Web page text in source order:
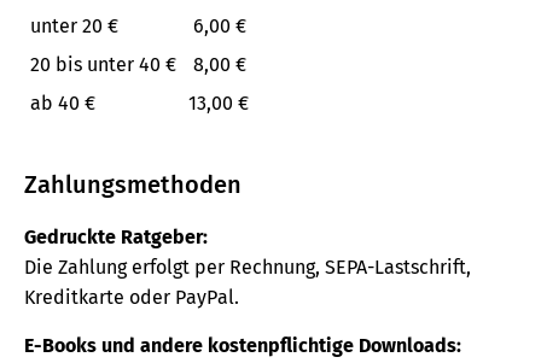
unter 20 €
6,00 €
20 bis unter 40 €
8,00 €
ab 40 €
13,00 €
Zahlungsmethoden
Gedruckte Ratgeber:
Die Zahlung erfolgt per Rechnung, SEPA-Lastschrift,
Kreditkarte oder PayPal.
E-Books und andere kostenpflichtige Downloads: